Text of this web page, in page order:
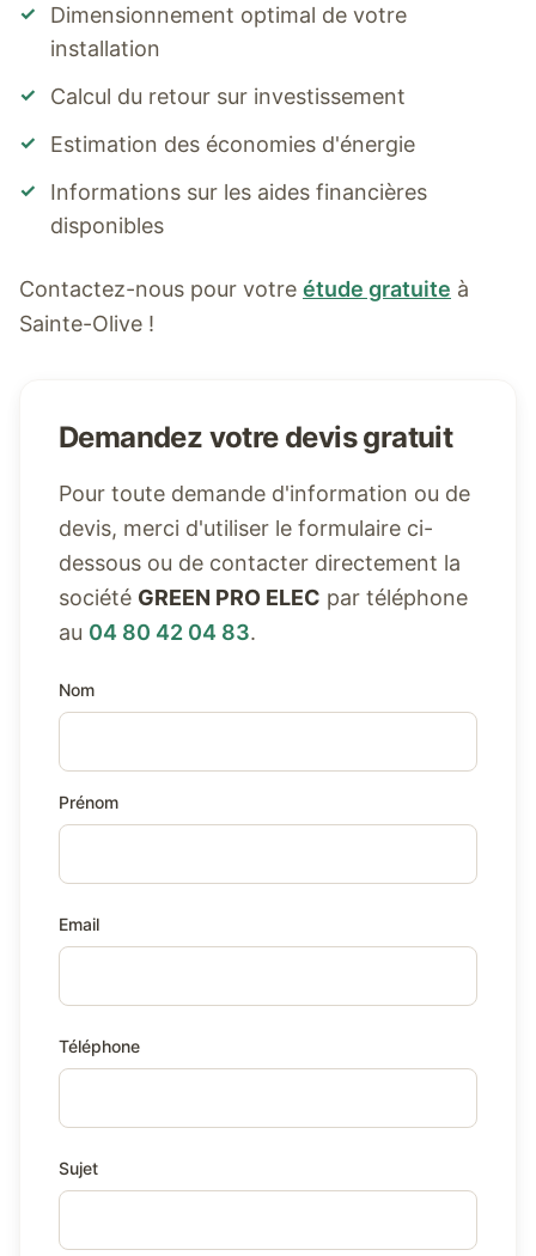
✓
Dimensionnement optimal de votre
installation
✓ Calcul du retour sur investissement
✓ Estimation des économies d'énergie
✓
Informations sur les aides financières
disponibles
Contactez-nous pour votre étude gratuite à
Sainte-Olive !
Demandez votre devis gratuit
Pour toute demande d'information ou de
devis, merci d'utiliser le formulaire ci-
dessous ou de contacter directement la
société GREEN PRO ELEC par téléphone
au 04 80 42 04 83.
Nom
Prénom
Email
Téléphone
Sujet